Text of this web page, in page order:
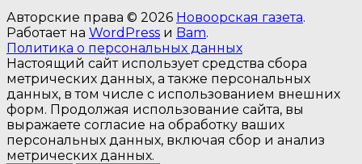
Авторские права © 2026 Новоорская газета.
Работает на WordPress и Bam.
Политика о персональных данных
Настоящий сайт использует средства сбора
метрических данных, а также персональных
данных, в том числе с использованием внешних
форм. Продолжая использование сайта, вы
выражаете согласие на обработку ваших
персональных данных, включая сбор и анализ
метрических данных.